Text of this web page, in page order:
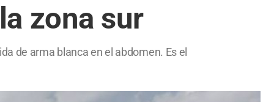
zona sur
de arma blanca en el abdomen. Es el